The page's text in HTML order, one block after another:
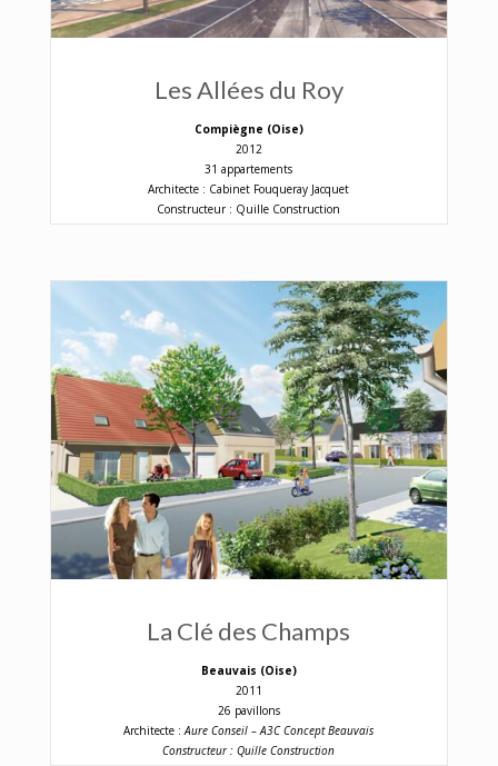
Les Allées du Roy
Compiègne (Oise)
2012
31 appartements
Architecte : Cabinet Fouqueray Jacquet
Constructeur : Quille Construction
La Clé des Champs
Beauvais (Oise)
2011
26 pavillons
Architecte :Aure Conseil – A3C Concept Beauvais
Constructeur : Quille Construction